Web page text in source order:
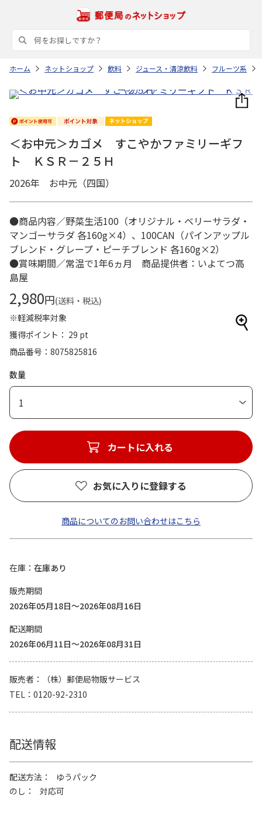
ホーム ネットショップ 飲料 ジュース・清涼飲料 フルーツ系
＜お中元＞カゴメ すこやかファミリーギフ
ト ＫＳＲ－２５Ｈ
2026年 お中元（四国）
●商品内容／野菜生活100（オリジナル・ベリーサラダ・
マンゴーサラダ 各160g×4）、100CAN（パインアップル
ブレンド・グレープ・ピーチブレンド 各160g×2）
●賞味期間／常温で1年6ヵ月 商品提供者：いよてつ高
島屋
2,980円(送料・税込)
※軽減税率対象
獲得ポイント： 29 pt
商品番号
8075825816
数量
1
カートに入れる
お気に入りに登録する
商品についてのお問い合わせはこちら
在庫
在庫あり
販売期間
2026年05月18日～2026年08月16日
配送期間
2026年06月11日～2026年08月31日
販売者
（株）郵便局物販サービス
TEL
0120-92-2310
配送情報
配送方法
ゆうパック
のし
対応可